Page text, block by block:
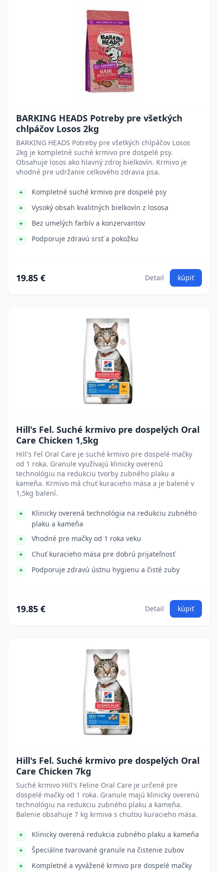
BARKING HEADS Potreby pre všetkých
chlpáčov Losos 2kg
BARKING HEADS Potreby pre všetkých chlpáčov Losos
2kg je kompletné suché krmivo pre dospelé psy.
Obsahuje losos ako hlavný zdroj bielkovín. Krmivo je
vhodné pre udržanie celkového zdravia psa.
Kompletné suché krmivo pre dospelé psy
Vysoký obsah kvalitných bielkovín z lososa
Bez umelých farbív a konzervantov
Podporuje zdravú srsť a pokožku
19.85 € Detail kúpiť
Hill's Fel. Suché krmivo pre dospelých Oral
Care Chicken 1,5kg
Hill's Fel Oral Care je suché krmivo pre dospelé mačky
od 1 roka. Granule využívajú klinicky overenú
technológiu na redukciu tvorby zubného plaku a
kameňa. Krmivo má chuť kuracieho mäsa a je balené v
1,5kg balení.
Klinicky overená technológia na redukciu zubného
plaku a kameňa
Vhodné pre mačky od 1 roka veku
Chuť kuracieho mäsa pre dobrú prijateľnosť
Podporuje zdravú ústnu hygienu a čisté zuby
19.85 € Detail kúpiť
Hill's Fel. Suché krmivo pre dospelých Oral
Care Chicken 7kg
Suché krmivo Hill's Feline Oral Care je určené pre
dospelé mačky od 1 roka. Granule majú klinicky overenú
technológiu na redukciu zubného plaku a kameňa.
Balenie obsahuje 7 kg krmiva s chuťou kuracieho mäsa.
Klinicky overená redukcia zubného plaku a kameňa
Špeciálne tvarované granule na čistenie zubov
Kompletné a vyvážené krmivo pre dospelé mačky